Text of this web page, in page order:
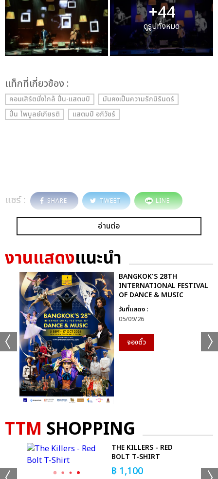
+44
ดูรูปทั้งหมด
เเท็กที่เกี่ยวข้อง :
คอนเสิร์ตนั่งใกล้ ปั่น-แสตมป์
มันคงเป็นความรักนิรันดร์
ปั่น ไพบูลย์เกียรติ
แสตมป์ อภิวัชร์
แชร์ : SHARE TWEET LINE
อ่านต่อ
งานแสดงแนะนำ
BANGKOK'S 28TH
INTERNATIONAL FESTIVAL
OF DANCE & MUSIC
วันที่แสดง :
05/09/26
จองตั๋ว
TTM SHOPPING
THE KILLERS - RED
BOLT T-SHIRT
฿ 1,100